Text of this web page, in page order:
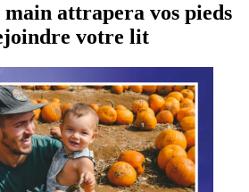
attrapera vos pieds
votre lit